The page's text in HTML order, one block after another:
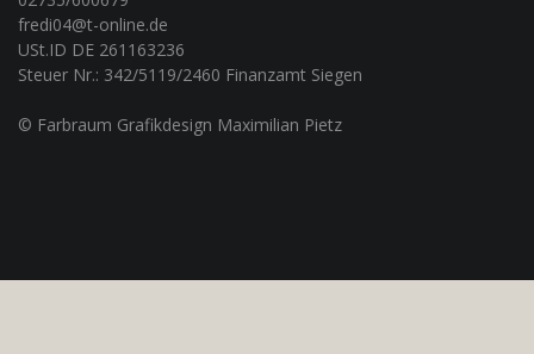
fredi04@t-online.de
USt.ID DE 261163236
Steuer Nr.: 342/5119/2460 Finanzamt Siegen
© Farbraum Grafikdesign Maximilian Pietz